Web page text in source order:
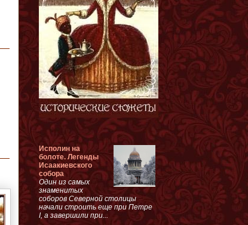
Исполин на
болоте. Легенды
Исаакиевского
собора
Один из самых
знаменитых
соборов Северной столицы
начали строить еще при Петре
I, а завершили при...